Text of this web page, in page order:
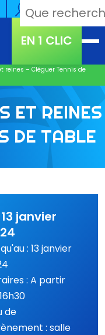
EN 1 CLIC
reines – Cléguer Tennis de
ET REINES
DE TABLE
janvier
: 13 janvier
: A partir
de
: salle